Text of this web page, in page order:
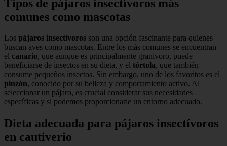
Tipos de pájaros insectívoros más
comunes como mascotas
Los pájaros insectívoros son una opción fascinante para quienes
buscan aves como mascotas. Entre los más comunes se encuentran
el canario, que aunque es principalmente granívoro, puede
beneficiarse de insectos en su dieta, y el tórtola, que también
consume pequeños insectos. Sin embargo, uno de los favoritos es el
pinzón, conocido por su belleza y comportamiento activo. Al
seleccionar un pájaro, es crucial considerar sus necesidades
específicas y si podemos proporcionarle un entorno adecuado.
Dieta adecuada para pájaros insectívoros
en cautiverio